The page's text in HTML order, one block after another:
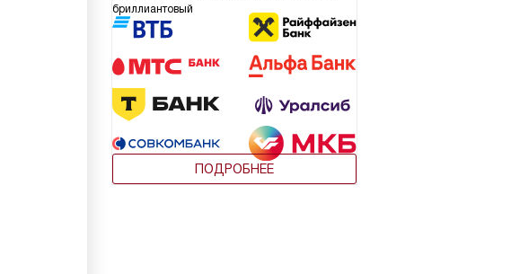
бриллиантовый
ПОДРОБНЕЕ